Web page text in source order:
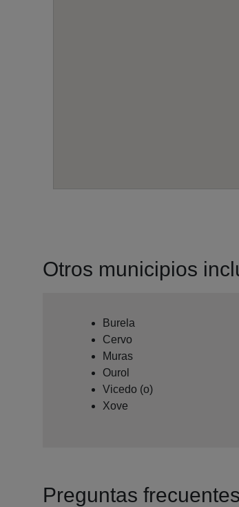
Otros municipios
Burela
Cervo
Muras
Ourol
Vicedo (o)
Xove
Preguntas frecuentes